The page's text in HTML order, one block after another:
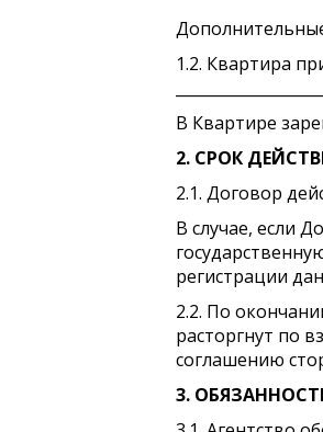
Дополнительные
1.2. Квартира
В Квартире
2. СРОК
2.1. Договор
В случае, если
регистрации
2.2. По
расторгнут по
соглашению
3.